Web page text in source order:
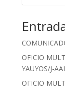
OFICIO
YAUYOS/J-
OFICIO